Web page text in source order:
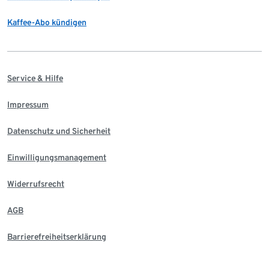
Kaffee-Abo kündigen
Service & Hilfe
Impressum
Datenschutz und Sicherheit
Einwilligungsmanagement
Widerrufsrecht
AGB
Barrierefreiheitserklärung